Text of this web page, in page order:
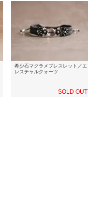
希少石マクラメブレスレット／エ
レスチャルクォーツ
SOLD OUT